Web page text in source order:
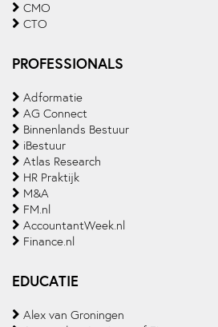
CMO
CTO
PROFESSIONALS
Adformatie
AG Connect
Binnenlands Bestuur
iBestuur
Atlas Research
HR Praktijk
M&A
FM.nl
AccountantWeek.nl
Finance.nl
EDUCATIE
Alex van Groningen